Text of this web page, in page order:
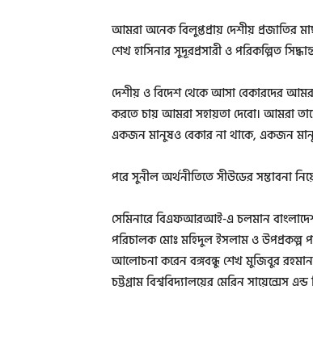
আমরা অনেক বিলুপ্তপ্রায় দেশীয় প্রজাতির
শেখ হাসিনার সুদূরপ্রসারী ও পরিকল্পিত
দেশীয় ও বিদেশ থেকে আসা বেকারদের
করতে চায় আমরা সহায়তা দেবো। আমরা
একজন মানুষও বেকার না থাকে, একজন
পরে সুনীল অর্থনীতিতে সীউডের সম্ভাবনা
সেমিনারে বিএফআরআই-এ চলমান
পরিচালক মোঃ মহিদুল ইসলাম ও উপপ্রকল্প
আলোচনা করেন বঙ্গবন্ধু শেখ মুজিবুর
চট্টগ্রাম বিশ্ববিদ্যালয়ের মেরিন